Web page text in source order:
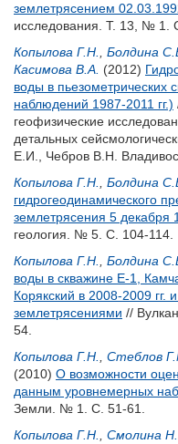
землетрясением
исследования. Т. 13, № 1.
Копылова Г.Н.
Болдина
Касимова В.А. (2012)
воды в пьезометрических
наблюдений 1987-2011 гг.)
геофизические
детальных
Е.И.
Чебров В.Н.
Копылова Г.Н.
Болдина
гидрогеодинамического
землетрясения 5 декабря
геология. № 5. С. 104-114.
Копылова Г.Н.
Болдина
воды в скважине E-1,
Корякский в 2008-2009 гг.
землетрясениями //
54.
Копылова Г.Н.
Стеблов
(2010) О возможности
данным уровнемерных
Земли. № 1. С. 51-61.
Копылова Г.Н.
Смолина